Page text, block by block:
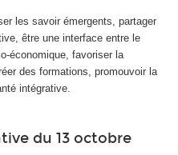
les savoir émergents, partager
être une interface entre le
économique, favoriser la
des formations, promouvoir la
intégrative.
du 13 octobre